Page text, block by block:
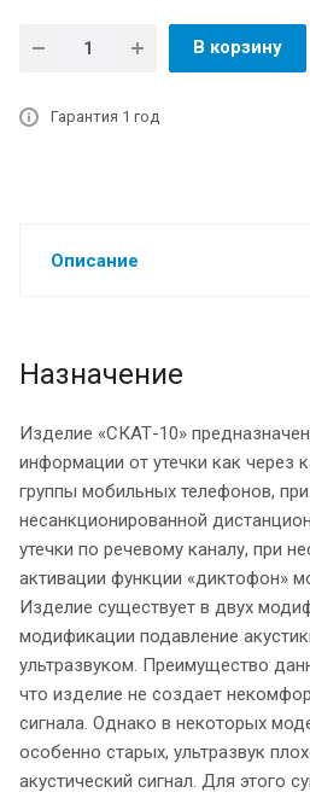
В корзину
Гарантия 1 год
Описание
Назначение
Изделие «СКАТ-10»
информации от утечки как через
группы мобильных телефонов,
несанкционированной
утечки по речевому каналу, при
активации функции «диктофон»
Изделие существует в двух
модификации подавление
ультразвуком. Преимущество
что изделие не создает
сигнала. Однако в некоторых
особенно старых, ультразвук
акустический сигнал. Для этого